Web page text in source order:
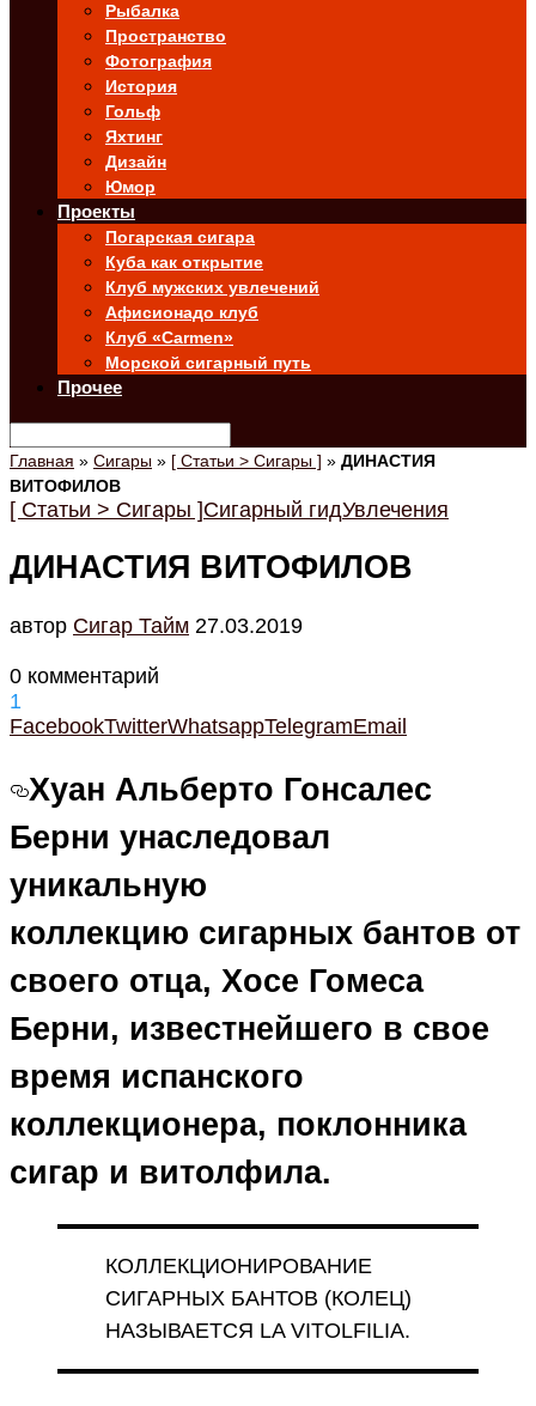
Рыбалка
Пространство
Фотография
История
Гольф
Яхтинг
Дизайн
Юмор
Проекты
Погарская сигара
Куба как открытие
Клуб мужских увлечений
Афисионадо клуб
Клуб «Carmen»
Морской сигарный путь
Прочее
Главная » Сигары » [ Статьи > Сигары ] » ДИНАСТИЯ
ВИТОФИЛОВ
[ Статьи > Сигары ]Сигарный гидУвлечения
ДИНАСТИЯ ВИТОФИЛОВ
автор Cигар Тайм 27.03.2019
0 комментарий
1
FacebookTwitterWhatsappTelegramEmail
Хуан Альберто Гонсалес
Берни унаследовал
уникальную
коллекцию сигарных бантов от
своего отца, Хосе Гомеса
Берни, известнейшего в свое
время испанского
коллекционера, поклонника
сигар и витолфила.
КОЛЛЕКЦИОНИРОВАНИЕ
СИГАРНЫХ БАНТОВ (КОЛЕЦ)
НАЗЫВАЕТСЯ LA VITOLFILIA.